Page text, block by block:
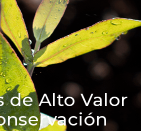
de Alto Valor